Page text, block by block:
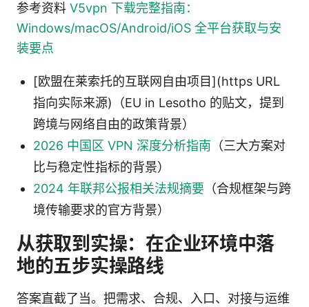
参考资料 V5vpn 下载完整指南：
Windows/macOS/Android/iOS 全平台获取与安
装要点
[欧盟在莱索托的互联网自由项目](https URL
指向实际来源)（EU in Lesotho 的贴文，提到
跨境与网络自由的政策背景）
2026 中国区 VPN 深度分析指南 （三大方案对
比与稳定性指标的背景）
2024 年联邦公报相关法规摘要 （合规框架与跨
境传输要求的官方背景）
从获取到实操：在企业环境中落
地的五步实操路线
答案直截了当。把需求、合规、入口、对接与运维